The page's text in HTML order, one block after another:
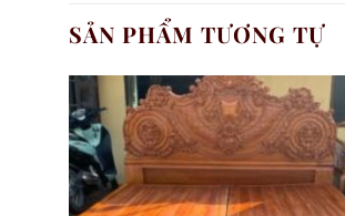
SẢN PHẨM TƯƠNG TỰ